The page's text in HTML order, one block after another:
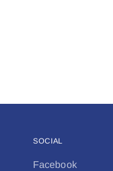
SOCIAL
Facebook